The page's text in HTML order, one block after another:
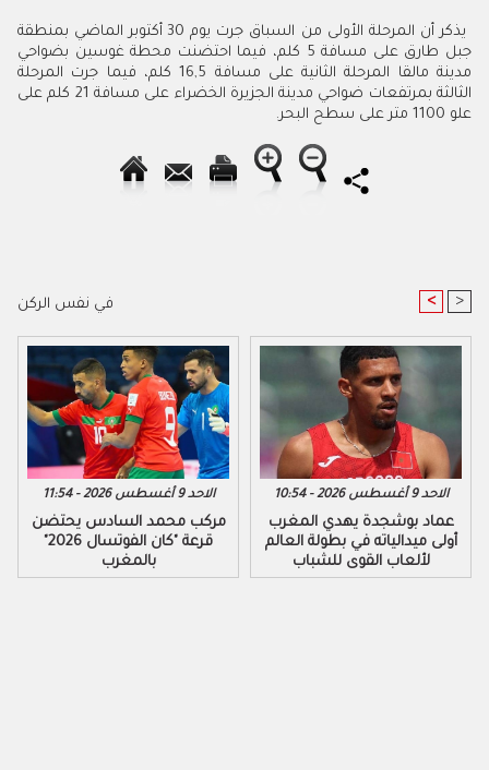
يذكر أن المرحلة الأولى من السباق جرت يوم 30 أكتوبر الماضي بمنطقة
جبل طارق على مسافة 5 كلم، فيما احتضنت محطة غوسين بضواحي
مدينة مالقا المرحلة الثانية على مسافة 16,5 كلم، فيما جرت المرحلة
الثالثة بمرتفعات ضواحي مدينة الجزيرة الخضراء على مسافة 21 كلم على
علو 1100 متر على سطح البحر.
في نفس الركن < >
الاحد 9 أغسطس 2026 - 11:54
مركب محمد السادس يحتضن
قرعة "كان الفوتسال 2026"
بالمغرب
الاحد 9 أغسطس 2026 - 10:54
عماد بوشجدة يهدي المغرب
أولى ميدالياته في بطولة العالم
لألعاب القوى للشباب